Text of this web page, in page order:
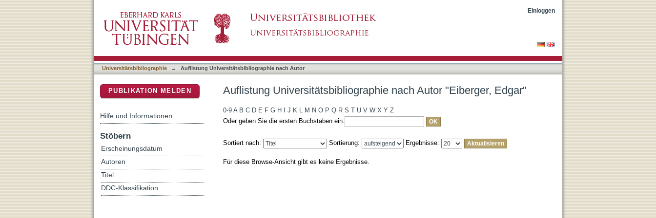
Einloggen
Universitätsbibliographie → Auflistung Universitätsbibliographie nach Autor
Auflistung Universitätsbibliographie nach Autor "Eiberger, Edgar"
0-9 A B C D E F G H J K L M N O P Q R S T U V W X Y Z
Oder geben Sie die ersten Buchstaben ein:
Sortiert nach: Sortierung: Ergebnisse:
Für diese Browse-Ansicht gibt es keine Ergebnisse.
PUBLIKATION MELDEN
Hilfe und Informationen
Stöbern
Erscheinungsdatum
Autoren
Titel
DDC-Klassifikation